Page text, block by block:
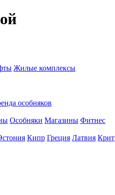
Жилые комплексы
особняков
Особняки Магазины Фитнес
Кипр Греция Латвия Крит